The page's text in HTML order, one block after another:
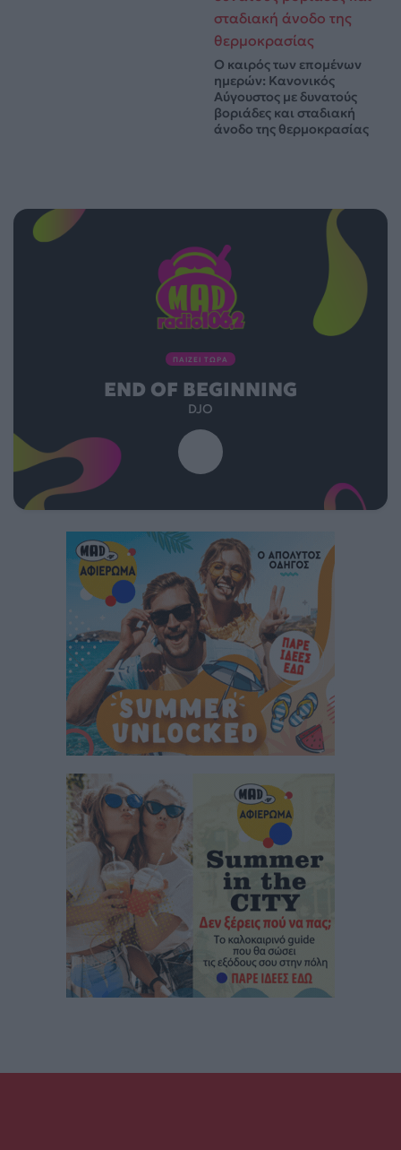
Ο καιρός των επομένων
ημερών: Κανονικός
Αύγουστος με δυνατούς
βοριάδες και σταδιακή
άνοδο της θερμοκρασίας
ΠΑΙΖΕΙ ΤΩΡΑ
END OF BEGINNING
DJO